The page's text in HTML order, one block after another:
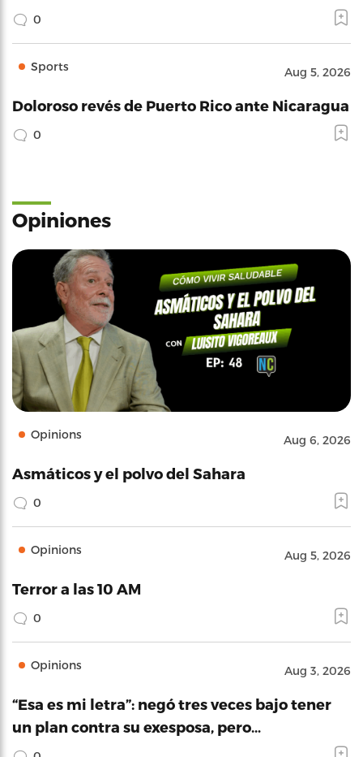
0
Sports Aug 5, 2026
Doloroso revés de Puerto Rico ante Nicaragua
0
Opiniones
Opinions Aug 6, 2026
Asmáticos y el polvo del Sahara
0
Opinions Aug 5, 2026
Terror a las 10 AM
0
Opinions Aug 3, 2026
“Esa es mi letra”: negó tres veces bajo tener
un plan contra su exesposa, pero…